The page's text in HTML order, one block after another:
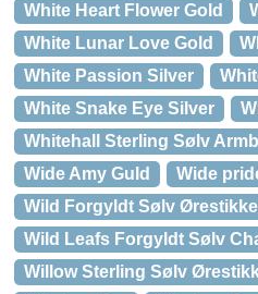
White Heart Flower Gold
White Lunar Love Gold
White Passion Silver
White Snake Eye Silver
Whitehall Sterling Sølv
Wide Amy Guld
Wide
Wild Forgyldt Sølv
Wild Leafs Forgyldt Sølv
Willow Sterling Sølv